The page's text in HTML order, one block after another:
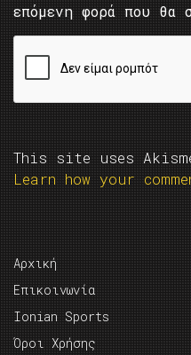
επόμενη φορά που θα
This site uses
Learn how your
Αρχική
Επικοινωνία
Ionian Sports
Όροι Χρήσης